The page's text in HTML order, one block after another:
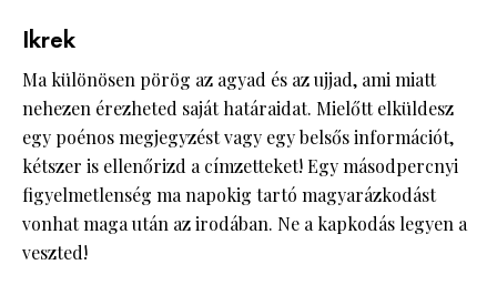
Ikrek
Ma különösen pörög az agyad és az ujjad, ami miatt
nehezen érezheted saját határaidat. Mielőtt elküldesz
egy poénos megjegyzést vagy egy belsős információt,
kétszer is ellenőrizd a címzetteket! Egy másodpercnyi
figyelmetlenség ma napokig tartó magyarázkodást
vonhat maga után az irodában. Ne a kapkodás legyen a
veszted!